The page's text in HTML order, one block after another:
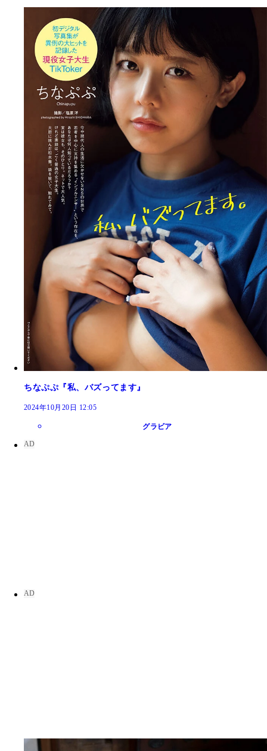
影／塩原 洋 価格／1100円（税込）
リョウマ 価格／1100円（税込）
ちなぷぷ『私、バズってます』
2024年10月20日 12:05
グラビア